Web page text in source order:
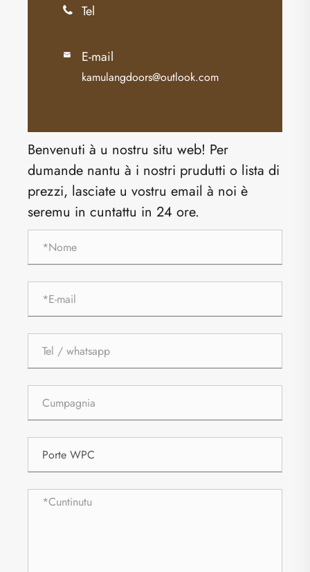
 Tel
 E-mail
kamulangdoors@outlook.com
Benvenuti à u nostru situ web! Per
dumande nantu à i nostri prudutti o lista di
prezzi, lasciate u vostru email à noi è
seremu in cuntattu in 24 ore.